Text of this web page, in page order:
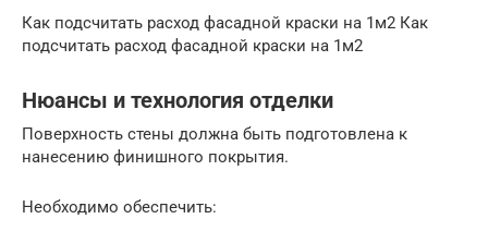
Как подсчитать расход фасадной краски на 1м2 Как
подсчитать расход фасадной краски на 1м2
Нюансы и технология отделки
Поверхность стены должна быть подготовлена к
нанесению финишного покрытия.
Необходимо обеспечить: